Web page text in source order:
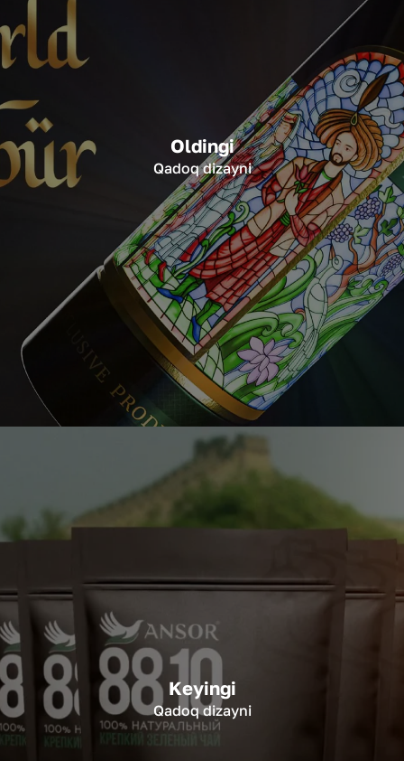
Oldingi
Qadoq dizayni
Keyingi
Qadoq dizayni